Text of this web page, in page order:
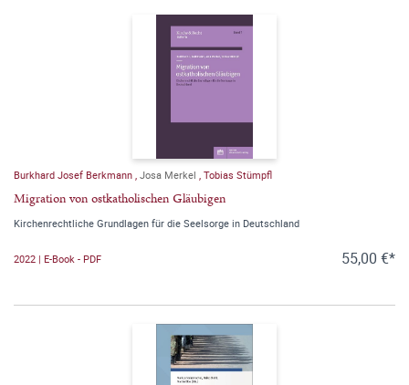
Burkhard Josef Berkmann , Josa Merkel , Tobias Stümpfl
Migration von ostkatholischen Gläubigen
Kirchenrechtliche Grundlagen für die Seelsorge in Deutschland
2022 | E-Book - PDF 55,00 €*